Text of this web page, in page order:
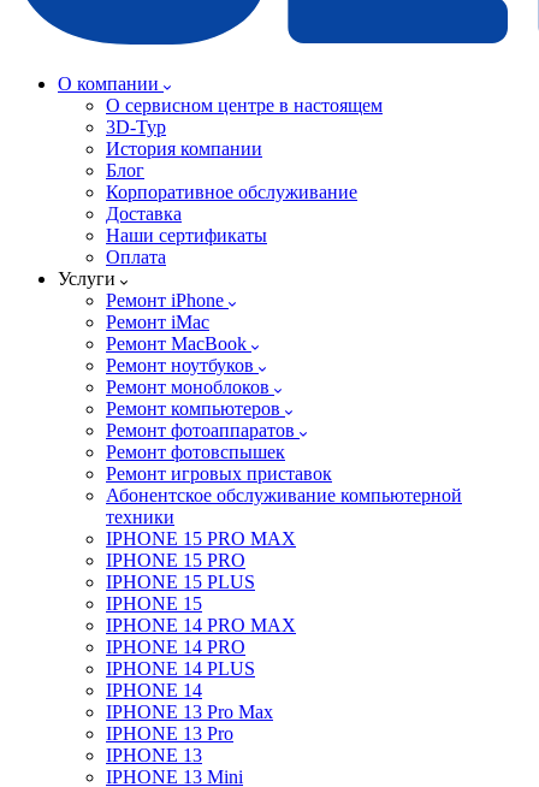
О компании
О сервисном центре в настоящем
3D-Тур
История компании
Блог
Корпоративное обслуживание
Доставка
Наши сертификаты
Оплата
Услуги
Ремонт iPhone
Ремонт iMac
Ремонт MacBook
Ремонт ноутбуков
Ремонт моноблоков
Ремонт компьютеров
Ремонт фотоаппаратов
Ремонт фотовспышек
Ремонт игровых приставок
Абонентское обслуживание компьютерной
техники
IPHONE 15 PRO MAX
IPHONE 15 PRO
IPHONE 15 PLUS
IPHONE 15
IPHONE 14 PRO MAX
IPHONE 14 PRO
IPHONE 14 PLUS
IPHONE 14
IPHONE 13 Pro Max
IPHONE 13 Pro
IPHONE 13
IPHONE 13 Mini